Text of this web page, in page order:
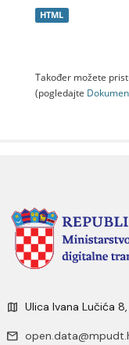
HTML
Također možete
(pogledajte